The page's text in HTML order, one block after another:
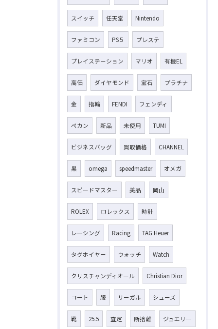
スイッチ 任天堂 Nintendo
ファミコン PS５ プレステ
プレイステーション マリオ 有機EL
高価 ダイヤモンド 宝石 プラチナ
金 指輪 FENDI フェンディ
ペカン 新品 未使用 TUMI
ビジネスバッグ 買取価格 CHANNEL
黒 omega speedmaster オメガ
スピードマスター 美品 岡山
ROLEX ロレックス 時計
レーシング Racing TAG Heuer
タグホイヤー ウォッチ Watch
クリスチャンディオール Christian Dior
コート 服 リーガル シューズ
靴 25.5 査定 断捨離 ジュエリー